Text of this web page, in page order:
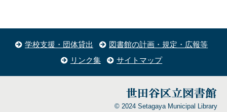
学校支援・団体貸出
図書館の計画・規定・広報等
リンク集
サイトマップ
© 2024 Setagaya Municipal Library